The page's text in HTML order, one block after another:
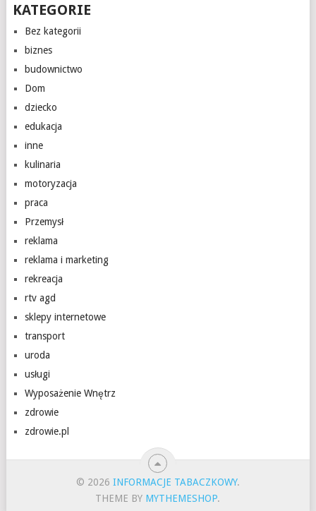
KATEGORIE
Bez kategorii
biznes
budownictwo
Dom
dziecko
edukacja
inne
kulinaria
motoryzacja
praca
Przemysł
reklama
reklama i marketing
rekreacja
rtv agd
sklepy internetowe
transport
uroda
usługi
Wyposażenie Wnętrz
zdrowie
zdrowie.pl
© 2026 INFORMACJE TABACZKOWY.
THEME BY MYTHEMESHOP.